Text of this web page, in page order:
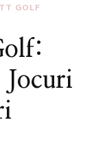
GOLF
Jocuri